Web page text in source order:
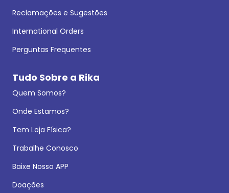
Reclamações e Sugestões
International Orders
Perguntas Frequentes
Tudo Sobre a Rika
Quem Somos?
Onde Estamos?
Tem Loja Física?
Trabalhe Conosco
Baixe Nosso APP
Doações